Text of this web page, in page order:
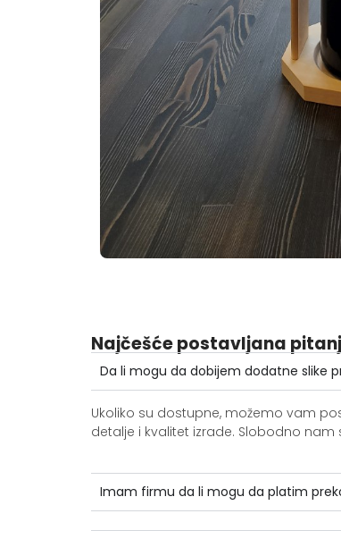
Najčešće postavljana
Da li mogu da dobijem dodatne slike
Ukoliko su dostupne, možemo vam
detalje i kvalitet izrade. Slobodno
Imam firmu da li mogu da platim